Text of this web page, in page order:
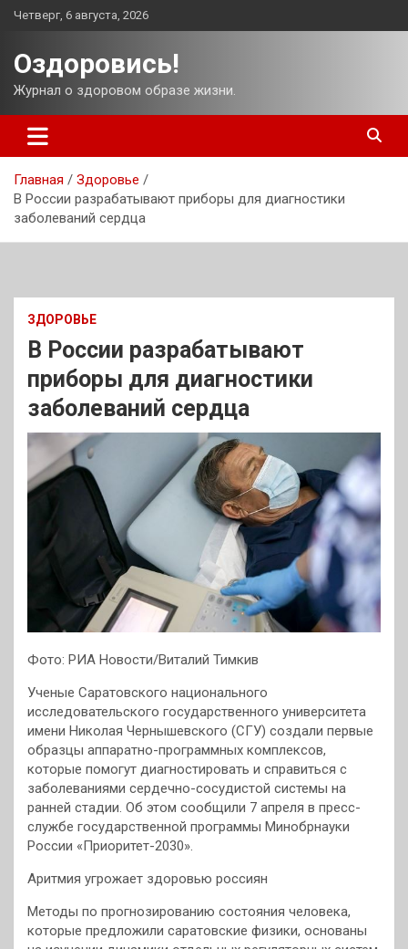
Перейти
Четверг, 6 августа, 2026
Оздоровись!
Журнал о здоровом образе жизни.
Главная
Здоровье
В России разрабатывают приборы для диагностики
заболеваний сердца
ЗДОРОВЬЕ
В России разрабатывают
приборы для диагностики
заболеваний сердца
Фото: РИА Новости/Виталий Тимкив
Ученые Саратовского национального
исследовательского государственного университета
имени Николая Чернышевского (СГУ) создали первые
образцы аппаратно-программных комплексов,
которые помогут диагностировать и справиться с
заболеваниями сердечно-сосудистой системы на
ранней стадии. Об этом сообщили 7 апреля в пресс-
службе государственной программы Минобрнауки
России «Приоритет-2030».
Аритмия угрожает здоровью россиян
Методы по прогнозированию состояния человека,
которые предложили саратовские физики, основаны